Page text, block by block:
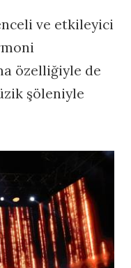
ve etkileyici
özelliğiyle de
şöleniyle